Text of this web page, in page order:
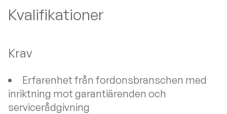
Kvalifikationer
Krav
Erfarenhet från fordonsbranschen med
inriktning mot garantiärenden och
servicerådgivning